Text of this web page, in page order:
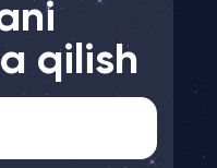
qilish